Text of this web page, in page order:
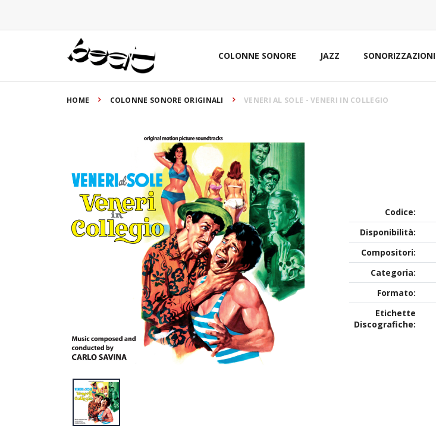
COLONNE SONORE JAZZ SONORIZZAZIONI
HOME COLONNE SONORE ORIGINALI VENERI AL SOLE - VENERI IN COLLEGIO
Codice:
Disponibilità:
Compositori:
Categoria:
Formato:
Etichette
Discografiche: